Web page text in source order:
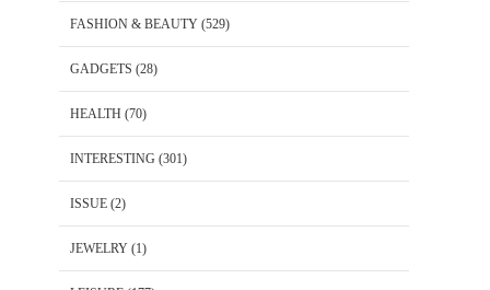
FASHION & BEAUTY (529)
GADGETS (28)
HEALTH (70)
INTERESTING (301)
ISSUE (2)
JEWELRY (1)